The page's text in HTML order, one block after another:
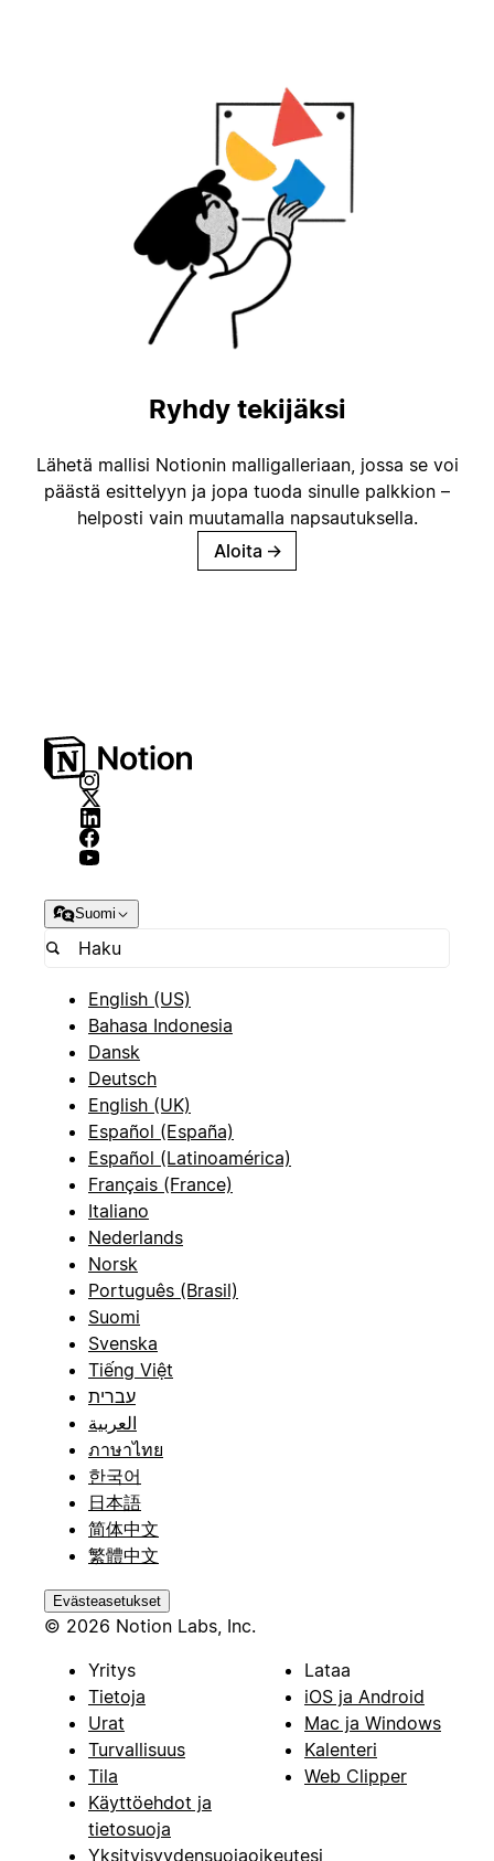
Ryhdy tekijäksi
Lähetä mallisi Notionin malligalleriaan, jossa se voi
päästä esittelyyn ja jopa tuoda sinulle palkkion –
helposti vain muutamalla napsautuksella.
Aloita →
Suomi
English (US)
Bahasa Indonesia
Dansk
Deutsch
English (UK)
Español (España)
Español (Latinoamérica)
Français (France)
Italiano
Nederlands
Norsk
Português (Brasil)
Suomi
Svenska
Tiếng Việt
עברית
العربية
ภาษาไทย
한국어
日本語
简体中文
繁體中文
Evästeasetukset
© 2026 Notion Labs, Inc.
Yritys
Tietoja
Urat
Turvallisuus
Tila
Käyttöehdot ja
tietosuoja
Yksityisyydensuojaoikeutesi
Lataa
iOS ja Android
Mac ja Windows
Kalenteri
Web Clipper